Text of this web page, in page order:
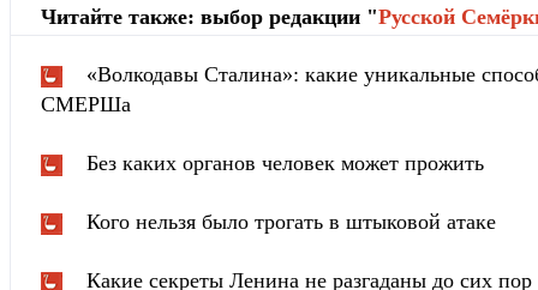
Читайте также: выбор редакции "Русской
«Волкодавы Сталина»: какие уникальные
СМЕРШа
Без каких органов человек может прожить
Кого нельзя было трогать в штыковой атаке
Какие секреты Ленина не разгаданы до сих пор